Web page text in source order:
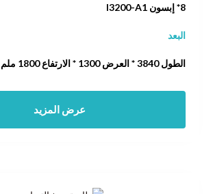
8* إبسون I3200-A1
البعد
الطول 3840 * العرض 1300 * الارتفاع 1800 ملم
عرض المزيد